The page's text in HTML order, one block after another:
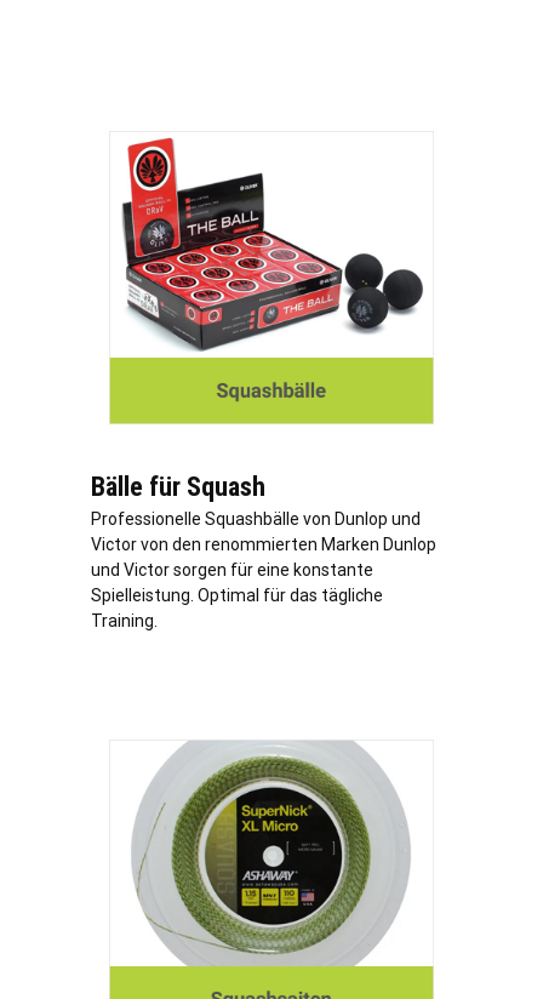
Bälle für Squash
Professionelle Squashbälle von Dunlop und
Victor von den renommierten Marken Dunlop
und Victor sorgen für eine konstante
Spielleistung. Optimal für das tägliche
Training.